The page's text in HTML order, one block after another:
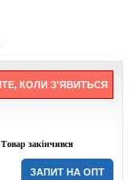
КОЛИ З'ЯВИТЬСЯ
Товар закінчився
ЗАПИТ НА ОПТ